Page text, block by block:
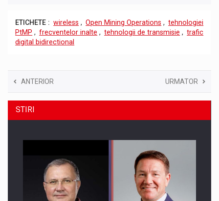
ETICHETE : wireless , Open Mining Operations , tehnologiei
PtMP , frecventelor inalte , tehnologii de transmisie , trafic
digital bidirectional
ANTERIOR URMATOR
STIRI